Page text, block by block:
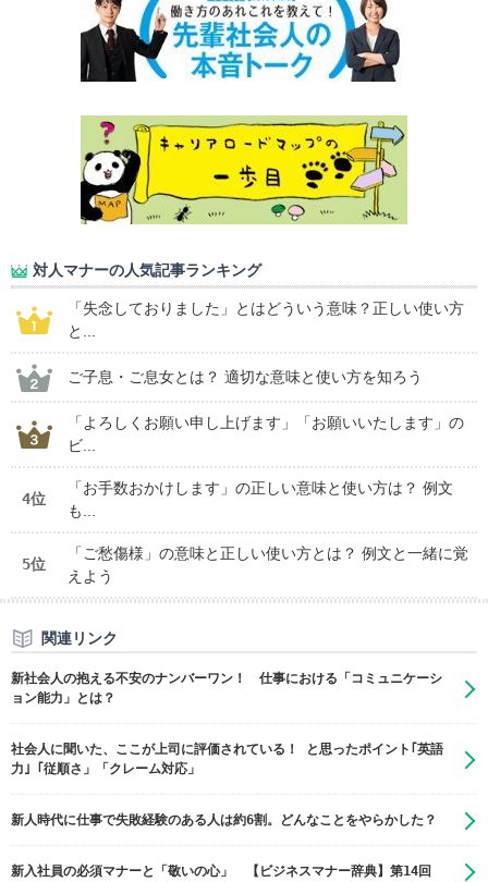
対人マナーの人気記事ランキング
「失念しておりました」とはどういう意味？正しい使い方
と...
ご子息・ご息女とは？ 適切な意味と使い方を知ろう
「よろしくお願い申し上げます」「お願いいたします」の
ビ...
4位
「お手数おかけします」の正しい意味と使い方は？ 例文
も...
5位
「ご愁傷様」の意味と正しい使い方とは？ 例文と一緒に覚
えよう
関連リンク
新社会人の抱える不安のナンバーワン！ 仕事における「コミュニケーシ
ョン能力」とは？
社会人に聞いた、ここが上司に評価されている！ と思ったポイント｢英語
力｣「従順さ」「クレーム対応」
新人時代に仕事で失敗経験のある人は約6割。どんなことをやらかした？
新入社員の必須マナーと「敬いの心」 【ビジネスマナー辞典】第14回